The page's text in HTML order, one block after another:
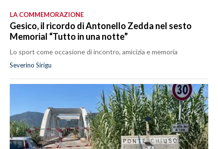
LA COMMEMORAZIONE
Gesico, il ricordo di Antonello Zedda nel sesto
Memorial “Tutto in una notte”
Lo sport come occasione di incontro, amicizia e memoria
Severino Sirigu